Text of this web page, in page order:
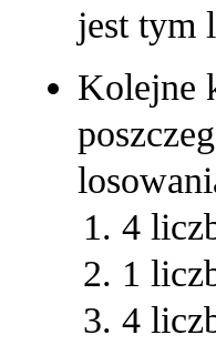
jest tym
Kolejne
4
1
4